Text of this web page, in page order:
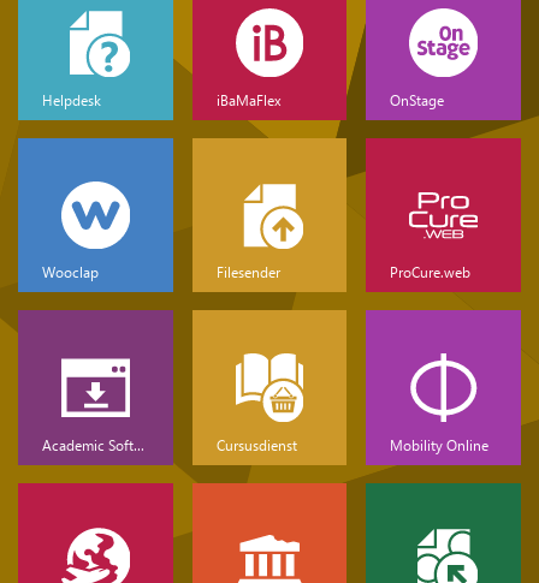
Helpdesk iBaMaFlex OnStage
Wooclap Filesender ProCure.web
Academic Software Cursusdienst Mobility Online